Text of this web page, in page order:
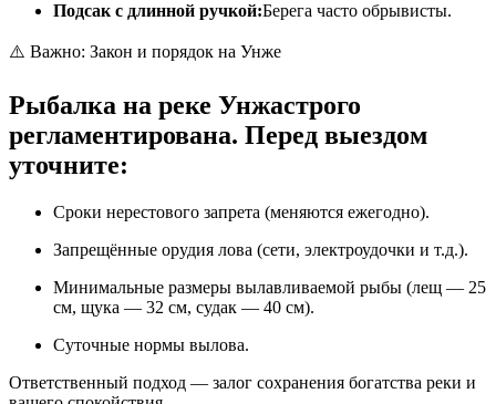
Подсак с длинной ручкой:Берега часто обрывисты.
⚠️ Важно: Закон и порядок на Унже
Рыбалка на реке Унжастрого
регламентирована. Перед выездом
уточните:
Сроки нерестового запрета (меняются ежегодно).
Запрещённые орудия лова (сети, электроудочки и т.д.).
Минимальные размеры вылавливаемой рыбы (лещ — 25
см, щука — 32 см, судак — 40 см).
Суточные нормы вылова.
Ответственный подход — залог сохранения богатства реки и